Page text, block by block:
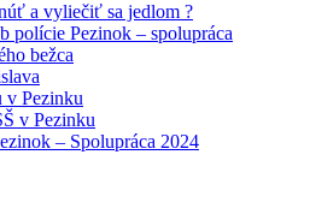
a vyliečiť sa jedlom ?
polície Pezinok – spolupráca
bežca
v Pezinku
v Pezinku
– Spolupráca 2024